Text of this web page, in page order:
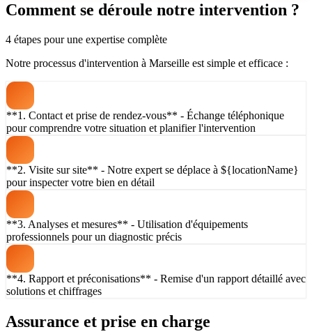
Comment se déroule notre intervention ?
4 étapes pour une expertise complète
Notre processus d'intervention à Marseille est simple et efficace :
**1. Contact et prise de rendez-vous** - Échange téléphonique
pour comprendre votre situation et planifier l'intervention
**2. Visite sur site** - Notre expert se déplace à ${locationName}
pour inspecter votre bien en détail
**3. Analyses et mesures** - Utilisation d'équipements
professionnels pour un diagnostic précis
**4. Rapport et préconisations** - Remise d'un rapport détaillé avec
solutions et chiffrages
Assurance et prise en charge